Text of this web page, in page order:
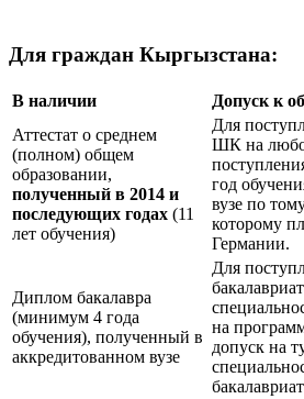
Для граждан Кыргызстана:
В наличии
Допуск к
Аттестат о среднем
(полном) общем
образовании,
полученный в 2014 и
последующих годах (11
лет обучения)
Для
ШК на
год
вузе по
которому
Германии.
Диплом бакалавра
(минимум 4 года
обучения), полученный в
аккредитованном вузе
Для
на
допуск на